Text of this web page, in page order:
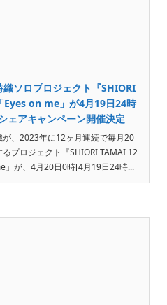
ソロプロジェクト『SHIORI
on me」が4月19日24時
ェアキャンペーン開催決定
、2023年に12ヶ月連続で毎月20
プロジェクト『SHIORI TAMAI 12
」が、4月20日0時[4月19日24時...